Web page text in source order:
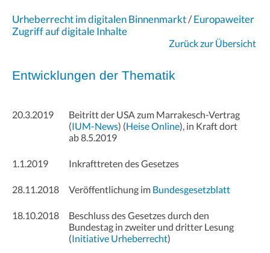
Urheberrecht im digitalen Binnenmarkt/Europaweiter
Zugriff auf digitale Inhalte
Zurück zur Übersicht
Entwicklungen der Thematik
20.3.2019
Beitritt der USA zum Marrakesch-Vertrag
(IUM-News) (Heise Online), in Kraft dort
ab 8.5.2019
1.1.2019 Inkrafttreten des Gesetzes
28.11.2018 Veröffentlichung im Bundesgesetzblatt
18.10.2018
Beschluss des Gesetzes durch den
Bundestag in zweiter und dritter Lesung
(Initiative Urheberrecht)